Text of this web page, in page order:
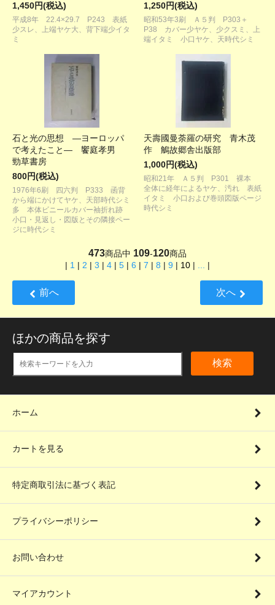
1,450円(税込)
平成8年 22.4×29.7 P243 表紙
少スレ、上端ヤケ大、背下端少イタ
ミ
1,250円(税込)
昭和53年3刷 Ａ５判 P303＋
P38 カバー少ヤケ、少クスミ、上
端イタミ 小口ヤケ、天時代シミ
石と光の思想 ―ヨーロッパ
で考えたこと― 饗庭孝男
勁草書房
800円(税込)
1976年6刷 四六判 P333 函背
から端にかけてヤケ、天部時代シミ
多 本体ビニールカバー袖折れ跡
小口・見返し・図版とその隣接ペー
ジに時代シミ
天壽國曼荼羅の研究 青木茂
作 鵤故郷舎出版部
1,000円(税込)
昭和21年 Ａ５判 P301 裸本
全体に経年によるヤケ、汚れ 表紙
イタミ 小口および巻頭図版ページ
時代シミ
473商品中 109-120商品
| 1 | 2 | 3 | 4 | 5 | 6 | 7 | 8 | 9 | 10 | ... |
前へ 次へ
ほかの商品を探す
検索
ホーム
カートを見る
特定商取引法に基づく表記
プライバシーポリシー
お問い合わせ
マイアカウント